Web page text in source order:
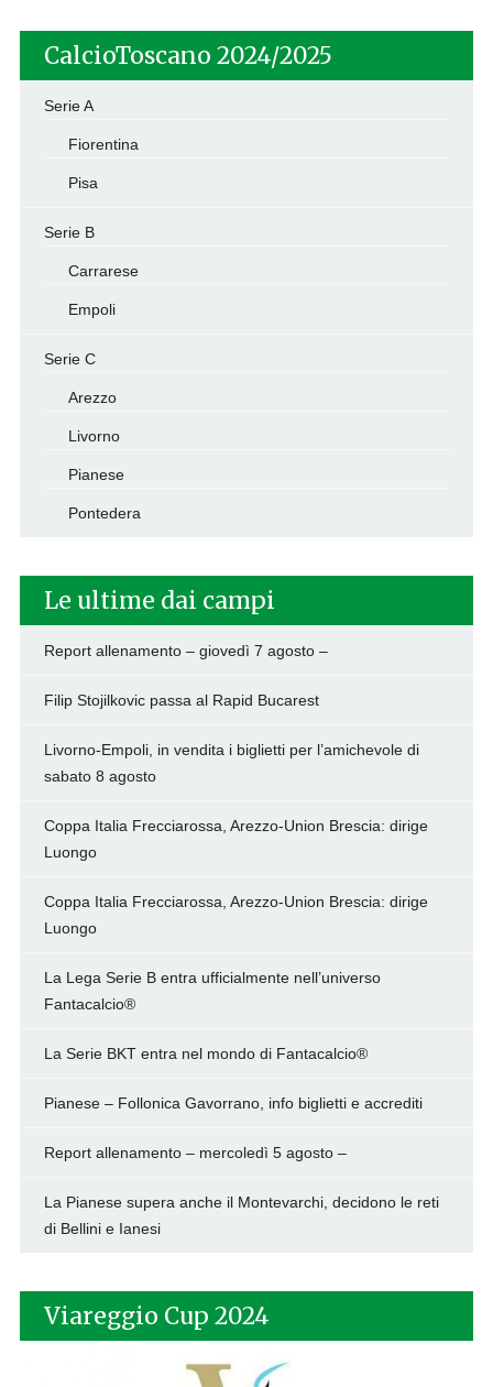
CalcioToscano 2024/2025
Serie A
Fiorentina
Pisa
Serie B
Carrarese
Empoli
Serie C
Arezzo
Livorno
Pianese
Pontedera
Le ultime dai campi
Report allenamento – giovedì 7 agosto –
Filip Stojilkovic passa al Rapid Bucarest
Livorno-Empoli, in vendita i biglietti per l’amichevole di
sabato 8 agosto
Coppa Italia Frecciarossa, Arezzo-Union Brescia: dirige
Luongo
Coppa Italia Frecciarossa, Arezzo-Union Brescia: dirige
Luongo
La Lega Serie B entra ufficialmente nell’universo
Fantacalcio®
La Serie BKT entra nel mondo di Fantacalcio®
Pianese – Follonica Gavorrano, info biglietti e accrediti
Report allenamento – mercoledì 5 agosto –
La Pianese supera anche il Montevarchi, decidono le reti
di Bellini e Ianesi
Viareggio Cup 2024